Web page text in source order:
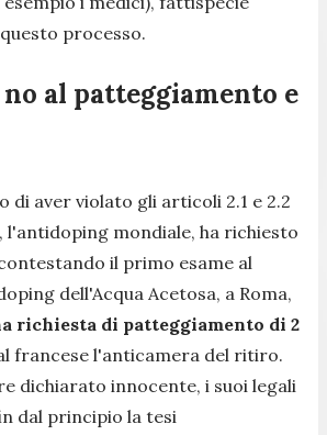
processo.
no al patteggiamento e
di aver violato gli articoli 2.1 e 2.2
l'antidoping mondiale, ha richiesto
il primo esame al
dell'Acqua Acetosa, a Roma,
richiesta di patteggiamento di 2
francese l'anticamera del ritiro.
dichiarato innocente, i suoi legali
dal principio la tesi